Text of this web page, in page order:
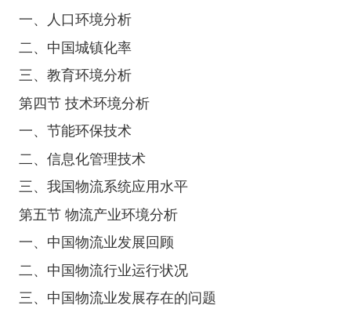
一、人口环境分析
二、中国城镇化率
三、教育环境分析
第四节 技术环境分析
一、节能环保技术
二、信息化管理技术
三、我国物流系统应用水平
第五节 物流产业环境分析
一、中国物流业发展回顾
二、中国物流行业运行状况
三、中国物流业发展存在的问题